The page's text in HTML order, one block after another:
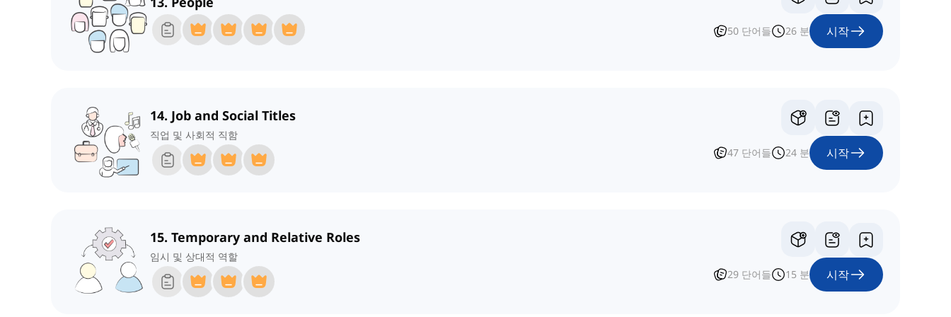
50 단어들 26 분 시작
14. Job and Social Titles
직업 및 사회적 직함
47 단어들 24 분 시작
15. Temporary and Relative Roles
임시 및 상대적 역할
29 단어들 15 분 시작